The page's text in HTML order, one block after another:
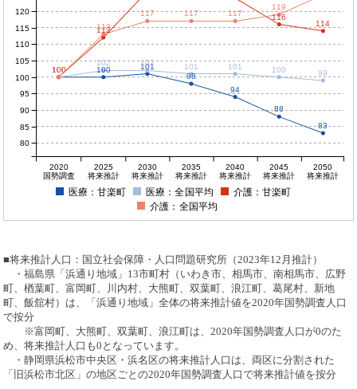
100 100
101
98
94
88
83
100
102 102 101 101 100 99
100
112
116
114
100
113
117 117 117
119
2020
国勢調査
2025
将来推計
2030
将来推計
2035
将来推計
2040
将来推計
2045
将来推計
2050
将来推計
80
85
90
95
100
105
110
115
120
医療：甘楽町 医療：全国平均
介護：甘楽町
介護：全国平均
■将来推計人口：国立社会保障・人口問題研究所（2023年12月推計）
・福島県「浜通り地域」13市町村（いわき市、相馬市、南相馬市、広野
町、楢葉町、富岡町、川内村、大熊町、双葉町、浪江町、葛尾村、新地
町、飯舘村）は、「浜通り地域」全体の将来推計値を2020年国勢調査人口
で按分
※富岡町、大熊町、双葉町、浪江町は、2020年国勢調査人口が0のた
め、将来推計人口も0となっています。
・静岡県浜松市中央区・浜名区の将来推計人口は、両区に分割された
「旧浜松市北区」の地区ごとの2020年国勢調査人口で将来推計値を按分